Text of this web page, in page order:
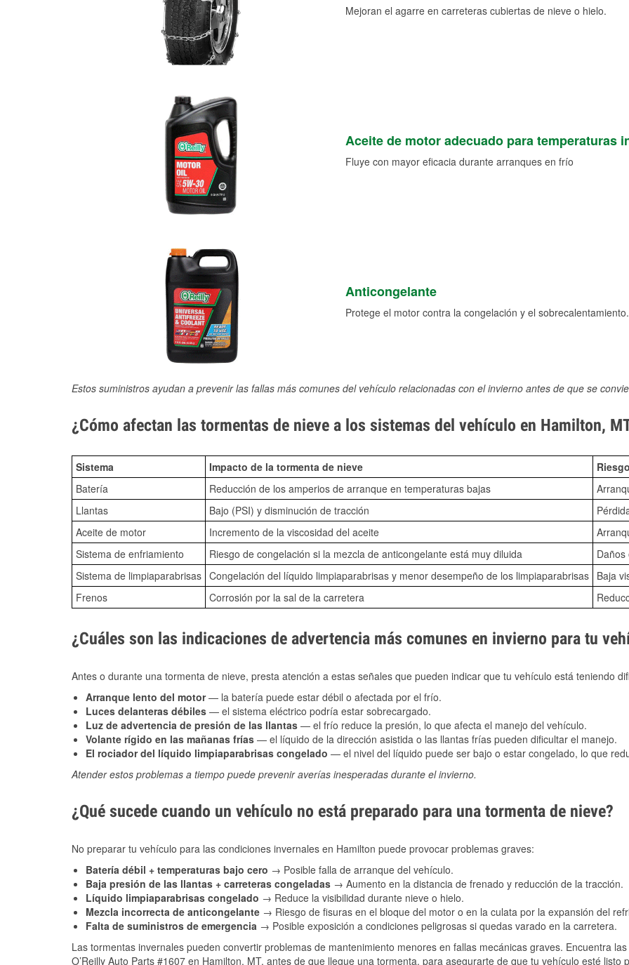
Mejoran el agarre en carreteras cubiertas de nieve o hielo.
Aceite de motor adecuado para temperaturas
Fluye con mayor eficacia durante arranques en frío
Anticongelante
Protege el motor contra la congelación y el sobrecalentamiento.
Estos suministros ayudan a prevenir las fallas más comunes del vehículo relacionadas con el invierno antes de que se
¿Cómo afectan las tormentas de nieve a los sistemas del vehículo en Hamilton,
Sistema Impacto de la tormenta de nieve
Batería
Reducción de los amperios de arranque en temperaturas bajas
Llantas
Bajo (PSI) y disminución de tracción
Aceite de motor
Incremento de la viscosidad del aceite
Sistema de enfriamiento
Riesgo de congelación si la mezcla de anticongelante está muy diluida
Sistema de limpiaparabrisas Congelación del líquido limpiaparabrisas y menor desempeño de los limpiaparabrisas Baja
Frenos
Corrosión por la sal de la carretera
¿Cuáles son las indicaciones de advertencia más comunes en invierno para tu
Antes o durante una tormenta de nieve, presta atención a estas señales que pueden indicar que tu vehículo está teniendo
Arranque lento del motor— la batería puede estar débil o afectada por el frío.
Luces delanteras débiles — el sistema eléctrico podría estar sobrecargado.
Luz de advertencia de presión de las llantas — el frío reduce la presión, lo que afecta el manejo del vehículo.
Volante rígido en las mañanas frías — el líquido de la dirección asistida o las llantas frías pueden dificultar el manejo.
El rociador del líquido limpiaparabrisas congelado — el nivel del líquido puede ser bajo o estar congelado, lo que
Atender estos problemas a tiempo puede prevenir averías inesperadas durante el invierno.
¿Qué sucede cuando un vehículo no está preparado para una tormenta de nieve?
No preparar tu vehículo para las condiciones invernales en Hamilton puede provocar problemas graves:
Batería débil + temperaturas bajo cero → Posible falla de arranque del vehículo.
Baja presión de las llantas + carreteras congeladas → Aumento en la distancia de frenado y reducción de la tracción.
Líquido limpiaparabrisas congelado → Reduce la visibilidad durante nieve o hielo.
Mezcla incorrecta de anticongelante → Riesgo de fisuras en el bloque del motor o en la culata por la expansión del
Falta de suministros de emergencia → Posible exposición a condiciones peligrosas si quedas varado en la carretera.
Las tormentas invernales pueden convertir problemas de mantenimiento menores en fallas mecánicas graves. Encuentra
O’Reilly Auto Parts #1607 en Hamilton, MT, antes de que llegue una tormenta, para asegurarte de que tu vehículo esté listo